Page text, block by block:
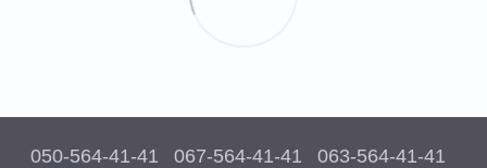
050-564-41-41 067-564-41-41 063-564-41-41